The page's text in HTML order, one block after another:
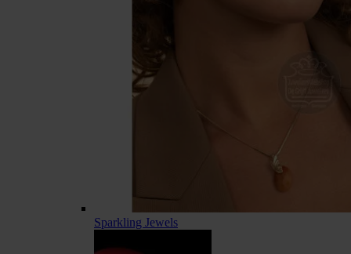
Sparkling Jewels